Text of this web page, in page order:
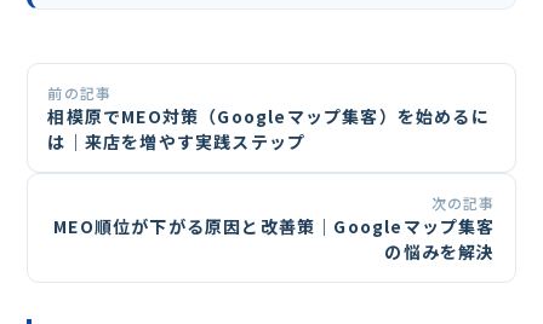
前の記事
相模原でMEO対策（Googleマップ集客）を始めるに
は｜来店を増やす実践ステップ
次の記事
MEO順位が下がる原因と改善策｜Googleマップ集客
の悩みを解決